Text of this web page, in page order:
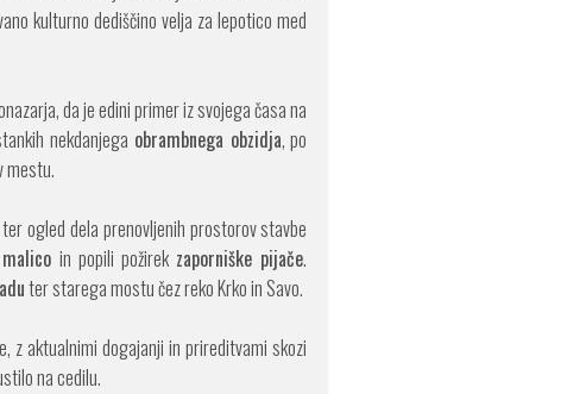
kulturno dediščino velja za lepotico med
da je edini primer iz svojega časa na
nekdanjega obrambnega obzidja, po
mestu.
ogled dela prenovljenih prostorov stavbe
in popili požirek zaporniške pijače.
ter starega mostu čez reko Krko in Savo.
z aktualnimi dogajanji in prireditvami skozi
na cedilu.